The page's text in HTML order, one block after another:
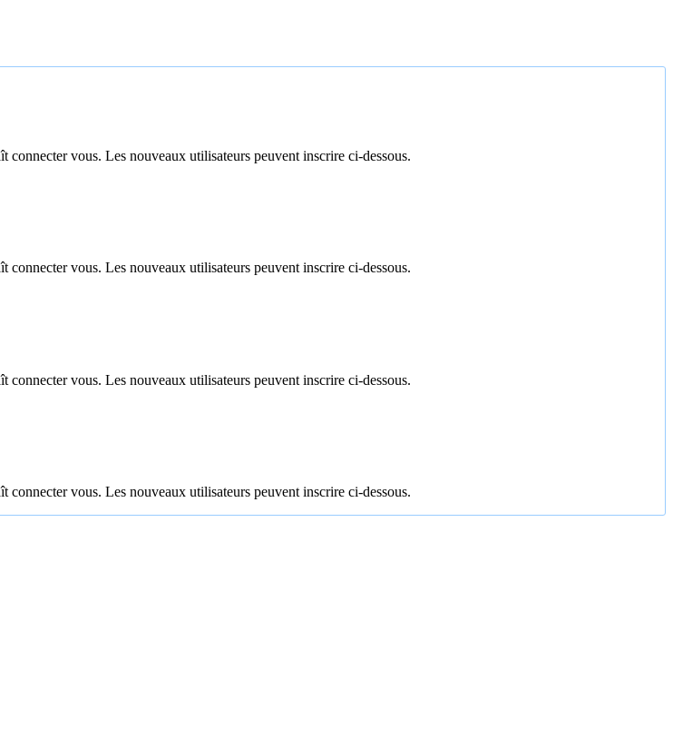
connecter vous. Les nouveaux utilisateurs peuvent inscrire ci-dessous.
connecter vous. Les nouveaux utilisateurs peuvent inscrire ci-dessous.
connecter vous. Les nouveaux utilisateurs peuvent inscrire ci-dessous.
connecter vous. Les nouveaux utilisateurs peuvent inscrire ci-dessous.